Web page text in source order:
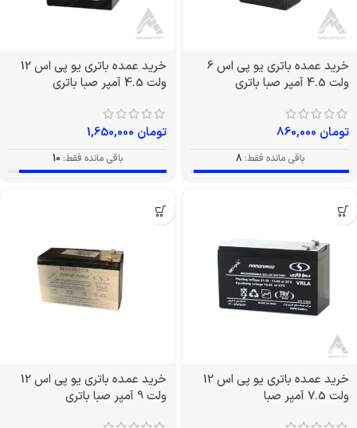
خرید عمده باتری یو پی اس 6
ولت 4.5 آمپر صبا باتری
تومان
باقی مانده فقط: 8
خرید عمده باتری یو پی اس 12
ولت 4.5 آمپر صبا باتری
تومان
باقی مانده فقط: 10
خرید عمده باتری یو پی اس 12
ولت 7.5 آمپر صبا
خرید عمده باتری یو پی اس 12
ولت 9 آمپر صبا باتری